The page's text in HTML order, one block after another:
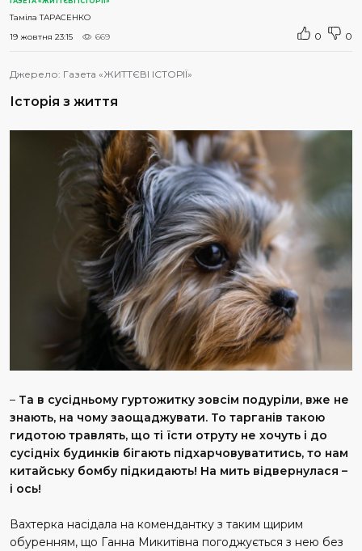
Таміла ТАРАСЕНКО
19 жовтня 23:15
669 0 0
Джерело: Газета «ЖИТТЄВІ ІСТОРІЇ»
Історія з життя
– Та в сусідньому гуртожитку зовсім подуріли, вже не
знають, на чому заощаджувати. То тарганів такою
гидотою травлять, що ті їсти отруту не хочуть і до
сусідніх будинків бігають підхарчовуватитись, то нам
китайську бомбу підкидають! На мить відвернулася –
і ось!
Вахтерка насідала на комендантку з таким щирим
обуренням, що Ганна Микитівна погоджується з нею без